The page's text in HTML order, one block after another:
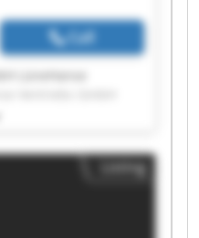
Call
LüneHanse
LüneHanse
Vertriebs GmbH
LüneHanse
Vertriebs GmbH
Listing